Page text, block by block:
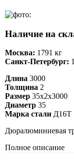
Наличие на
Москва: 1791 кг
Санкт-Петербург:
Длина 3000
Толщина 2
Размер 35х2х3000
Диаметр 35
Марка стали Д16Т
Дюралюминиевая
Полное описание